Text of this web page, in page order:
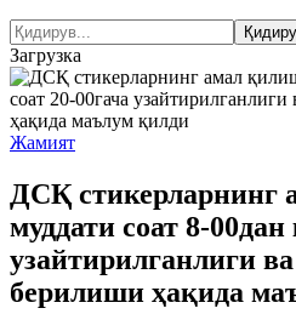
Загрузка
Жамият
ДСҚ стикерларнинг
муддати соат 8-00дан
узайтирилганлиги
берилиши ҳақида